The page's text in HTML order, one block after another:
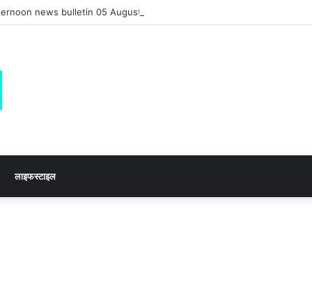
news bulletin 05 August 2026
लाइफस्टाइल